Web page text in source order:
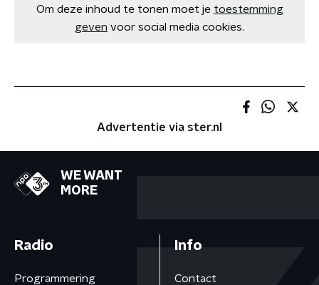
Om deze inhoud te tonen moet je toestemming
geven voor social media cookies.
Advertentie via ster.nl
WE WANT
MORE
Radio
Programmering
Info
Contact